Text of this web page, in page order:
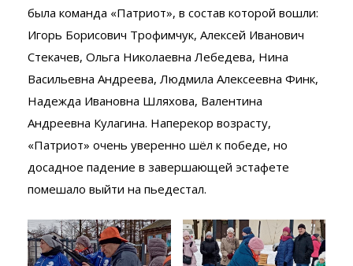
была команда «Патриот», в состав которой вошли:
Игорь Борисович Трофимчук, Алексей Иванович
Стекачев, Ольга Николаевна Лебедева, Нина
Васильевна Андреева, Людмила Алексеевна Финк,
Надежда Ивановна Шляхова, Валентина
Андреевна Кулагина. Наперекор возрасту,
«Патриот» очень уверенно шёл к победе, но
досадное падение в завершающей эстафете
помешало выйти на пьедестал.